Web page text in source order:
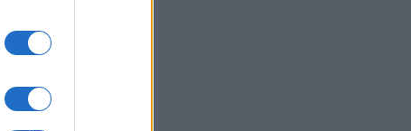
06/08/26 - 19:52
ουκρανικού πολέμου